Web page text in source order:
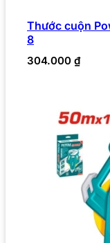
Thước cuộn
8
304.000 ₫